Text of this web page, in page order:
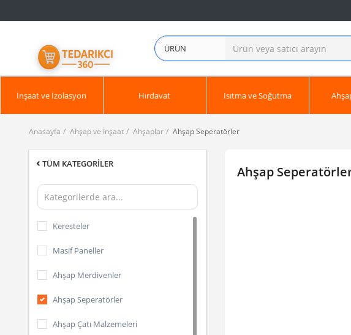
ÜRÜN
İnşaat ve İzolasyon Hırdavat Isıtma ve Soğutma
Anasayfa Ahşap ve İnşaat Ahşaplar Ahşap Seperatörler
TÜM KATEGORILER
Keresteler
Masif Paneller
Ahşap Merdivenler
Ahşap Seperatörler
Ahşap Çatı Malzemeleri
Ahşap